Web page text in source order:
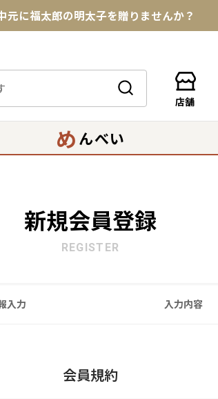
元に福太郎の明太子を贈りませんか？
味を試したい方へ】ポストイン！めんべい
国一律770円！10,800円以上で送料無料
店舗
め んべい
新規会員登録
REGISTER
入力 入力内容
会員規約